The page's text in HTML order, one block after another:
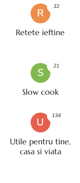
R
Retete ieftine
32
S
Slow cook
21
U
Utile pentru tine,
casa si viata
134